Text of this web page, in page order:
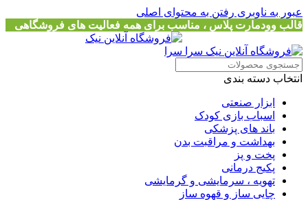
عبور به ناوبری رفتن به محتوای اصلی
قالب وودمارت پلاس ، مناسب برای همه فعالیت های فروشگاهی
انتخاب دسته بندی
ابزار صنعتی
اسباب بازی کودک
باند های پزشکی
بهداشت و مراقبت بدن
پخت و پز
پکیج درمانی
تهویه ، سرمایشی و گرمایشی
چایی ساز و قهوه ساز